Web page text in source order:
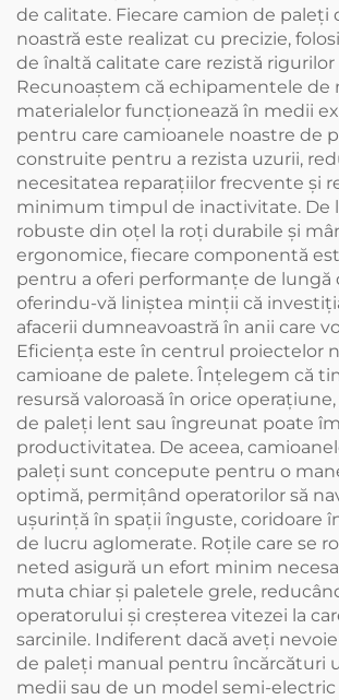
de calitate. Fiecare camion de paleţi
noastră este realizat cu precizie,
de înaltă calitate care rezistă
Recunoaştem că echipamentele de
materialelor funcţionează în medii
pentru care camioanele noastre de
construite pentru a rezista uzurii,
necesitatea reparaţiilor frecvente şi
minimum timpul de inactivitate. De
robuste din oţel la roţi durabile şi
ergonomice, fiecare componentă
pentru a oferi performanţe de lungă
oferindu-vă liniştea minţii că
afacerii dumneavoastră în anii care
Eficienţa este în centrul proiectelor
camioane de palete. Înțelegem că
resursă valoroasă în orice
de paleți lent sau îngreunat poate
productivitatea. De aceea,
paleţi sunt concepute pentru o
optimă, permiţând operatorilor să
uşurinţă în spaţii înguste, coridoare
de lucru aglomerate. Roţile care se
neted asigură un efort minim
muta chiar şi paletele grele,
operatorului şi creşterea vitezei la
sarcinile. Indiferent dacă aveți
de paleți manual pentru încărcături
medii sau de un model semi-